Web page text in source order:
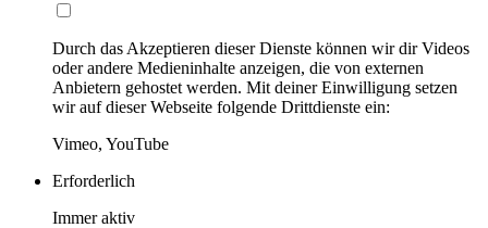
Durch das Akzeptieren dieser Dienste können wir dir Videos
oder andere Medieninhalte anzeigen, die von externen
Anbietern gehostet werden. Mit deiner Einwilligung setzen
wir auf dieser Webseite folgende Drittdienste ein:
Vimeo, YouTube
Erforderlich
Immer aktiv